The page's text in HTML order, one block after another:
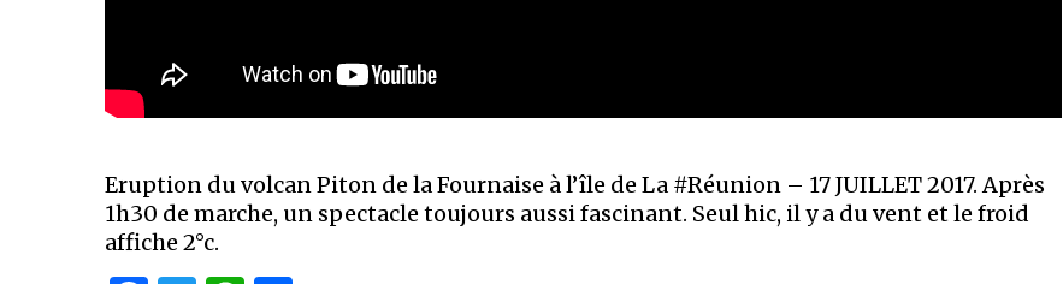
Eruption du volcan Piton de la Fournaise à l’île de La #Réunion – 17 JUILLET 2017. Après
1h30 de marche, un spectacle toujours aussi fascinant. Seul hic, il y a du vent et le froid
affiche 2°c.